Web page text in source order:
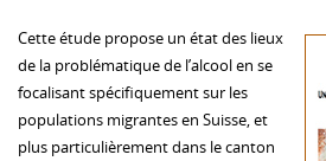
Cette étude propose un état des lieux
de la problématique de l’alcool en se
focalisant spécifiquement sur les
populations migrantes en Suisse, et
plus particulièrement dans le canton